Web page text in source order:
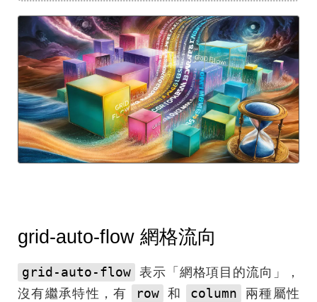
grid-auto-flow 網格流向
grid-auto-flow 表示「網格項目的流向」，
沒有繼承特性，有
row 和 column
兩種屬性